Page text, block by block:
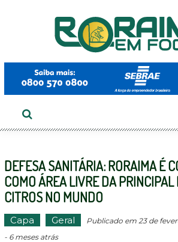
DEFESA SANITÁRIA: RORAIMA É
COMO ÁREA LIVRE DA PRINCIPAL
CITROS NO MUNDO
Capa Geral
Publicado em 23 de
- 6 meses atrás